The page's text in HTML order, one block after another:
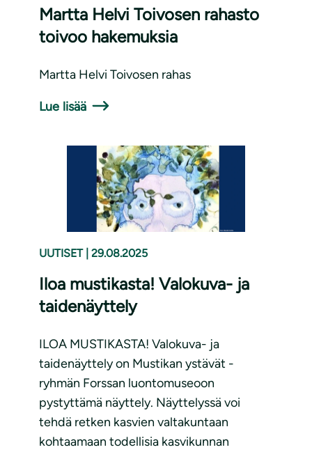
Martta Helvi Toivosen rahasto
toivoo hakemuksia
Martta Helvi Toivosen rahas
Lue lisää
UUTISET 29.08.2025
Iloa mustikasta! Valokuva- ja
taidenäyttely
ILOA MUSTIKASTA! Valokuva- ja
taidenäyttely on Mustikan ystävät -
ryhmän Forssan luontomuseoon
pystyttämä näyttely. Näyttelyssä voi
tehdä retken kasvien valtakuntaan
kohtaamaan todellisia kasvikunnan